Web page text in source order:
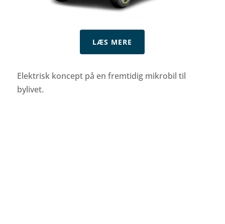
LÆS MERE
Elektrisk koncept på en fremtidig mikrobil til
bylivet.